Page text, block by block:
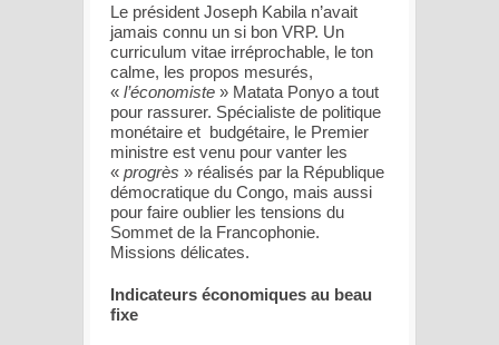
Le président Joseph Kabila n’avait
jamais connu un si bon VRP. Un
curriculum vitae irréprochable, le ton
calme, les propos mesurés,
« l’économiste » Matata Ponyo a tout
pour rassurer. Spécialiste de politique
monétaire et budgétaire, le Premier
ministre est venu pour vanter les
« progrès » réalisés par la République
démocratique du Congo, mais aussi
pour faire oublier les tensions du
Sommet de la Francophonie.
Missions délicates.
Indicateurs économiques au beau
fixe